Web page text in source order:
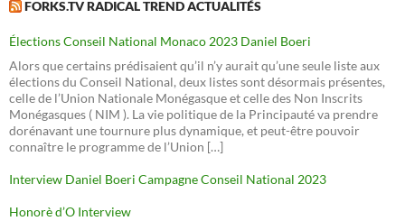
FORKS.TV RADICAL TREND ACTUALITÉS
Élections Conseil National Monaco 2023 Daniel Boeri
Alors que certains prédisaient qu’il n’y aurait qu’une seule liste aux
élections du Conseil National, deux listes sont désormais présentes,
celle de l’Union Nationale Monégasque et celle des Non Inscrits
Monégasques ( NIM ). La vie politique de la Principauté va prendre
dorénavant une tournure plus dynamique, et peut-être pouvoir
connaître le programme de l’Union […]
Interview Daniel Boeri Campagne Conseil National 2023
Honorè d’O Interview